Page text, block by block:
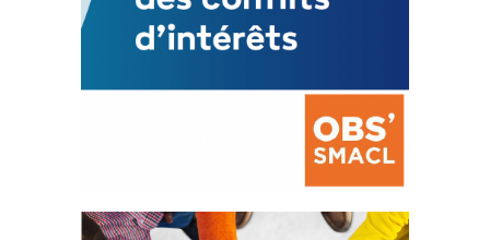
La prévention des conflits